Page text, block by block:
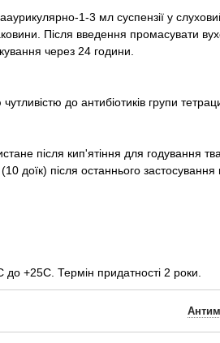
1-3 мл суспензії у
Після введення промасувати
через 24 години.
до антибіотиків групи
після кип'ятіння для годування
доїк) після останнього застосування
до +25С. Термін придатності 2 роки.